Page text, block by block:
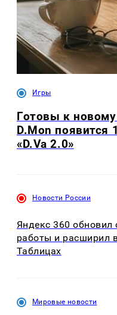
Игры
Готовы к
D.Mon появится
«D.Va 2.0»
Новости России
Яндекс 360 обновил
работы и расширил
Таблицах
Мировые новости